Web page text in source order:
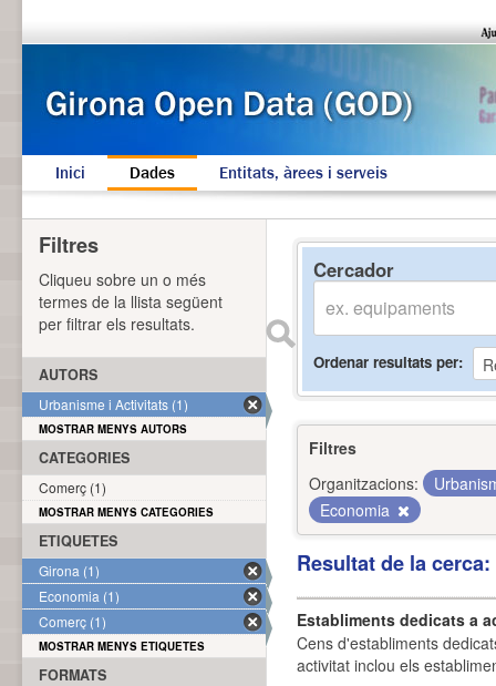
Inici Dades Entitats, àrees i serveis
Cercador
Ordenar resultats per
Filtres
Organitzacions:
Economia
Resultat de la
Establiments dedicats a
Cens d'establiments
activitat inclou els
Filtres
Cliqueu sobre un o més
termes de la llista següent
per filtrar els resultats.
AUTORS
Urbanisme i Activitats (1)
MOSTRAR MENYS AUTORS
CATEGORIES
Comerç (1)
MOSTRAR MENYS CATEGORIES
ETIQUETES
Girona (1)
Economia (1)
Comerç (1)
MOSTRAR MENYS ETIQUETES
FORMATS